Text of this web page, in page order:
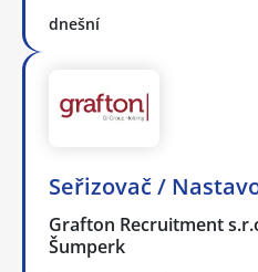
dnešní
Seřizovač /
Grafton Recruitment
Šumperk